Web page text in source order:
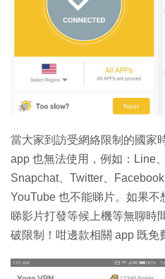
生成式AI與雲端應用
Enterprise Digital Transformation
當大家到訪受網絡限制的國家
app 也無法使用，例如：Line
Snapchat、Twitter、
YouTube 也不能睇片。如果不
睇影片打發等候上機等無聊時
破限制！咁邊款相關 app 既免